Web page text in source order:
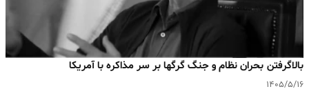
بالا‌گرفتن بحران نظام و جنگ گرگها بر سر مذاکره با آمریکا
۱۴۰۵/۵/۱۶